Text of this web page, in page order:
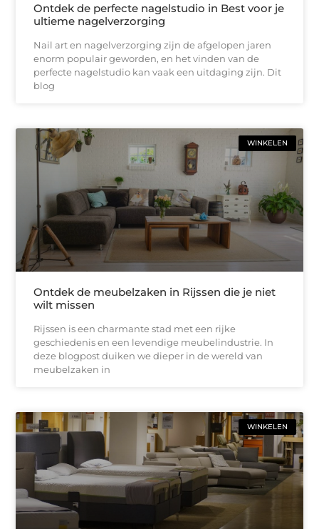
Ontdek de perfecte nagelstudio in Best voor je
ultieme nagelverzorging
Nail art en nagelverzorging zijn de afgelopen jaren
enorm populair geworden, en het vinden van de
perfecte nagelstudio kan vaak een uitdaging zijn. Dit
blog
WINKELEN
Ontdek de meubelzaken in Rijssen die je niet
wilt missen
Rijssen is een charmante stad met een rijke
geschiedenis en een levendige meubelindustrie. In
deze blogpost duiken we dieper in de wereld van
meubelzaken in
WINKELEN